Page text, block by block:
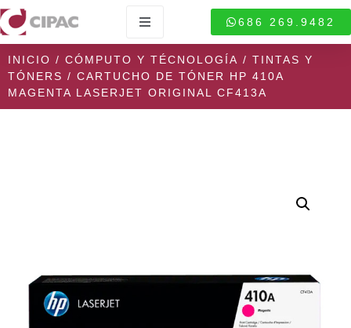
686 269.9482
INICIO / CÓMPUTO Y TÉCNOLOGÍA / TINTAS Y
TÓNERS / CARTUCHO DE TÓNER HP 410A
MAGENTA LASERJET ORIGINAL CF413A